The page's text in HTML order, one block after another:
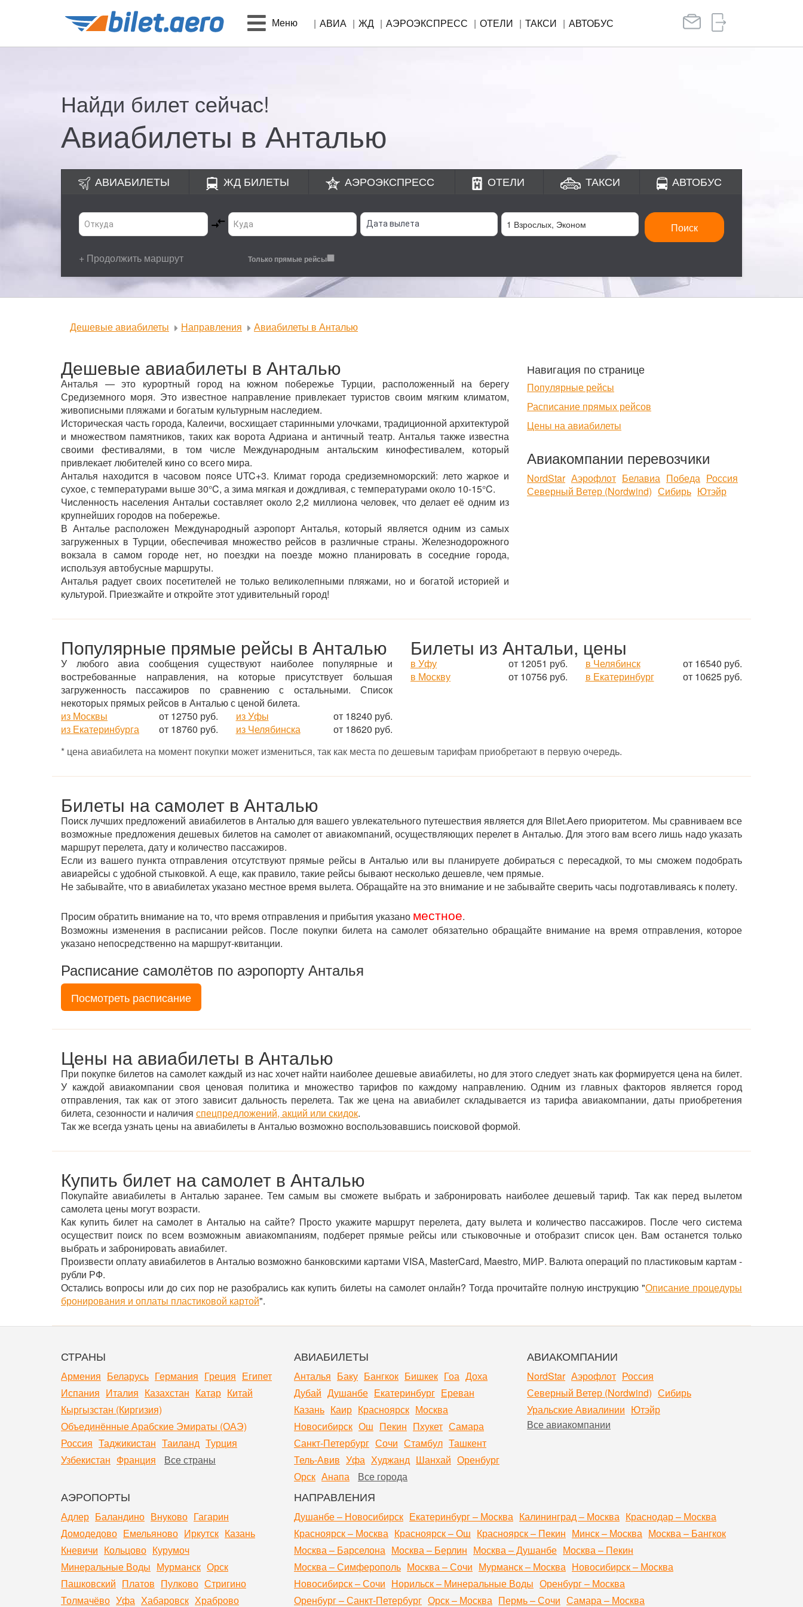
Меню АВИА ЖД АЭРОЭКСПРЕСС ОТЕЛИ ТАКСИ АВТОБУС
Найди билет сейчас!
Авиабилеты в Анталью
АВИАБИЛЕТЫ ЖД БИЛЕТЫ АЭРОЭКСПРЕСС ОТЕЛИ ТАКСИ АВТОБУС
Поиск
+ Продолжить маршрут Только прямые рейсы
Дешевые авиабилеты Направления Авиабилеты в Анталью
Дешевые авиабилеты в Анталью
Анталья — это курортный город на южном побережье Турции, расположенный на берегу
Средиземного моря. Это известное направление привлекает туристов своим мягким климатом,
живописными пляжами и богатым культурным наследием.
Историческая часть города, Калеичи, восхищает старинными улочками, традиционной архитектурой
и множеством памятников, таких как ворота Адриана и античный театр. Анталья также известна
своими фестивалями, в том числе Международным антальским кинофестивалем, который
привлекает любителей кино со всего мира.
Анталья находится в часовом поясе UTC+3. Климат города средиземноморский: лето жаркое и
сухое, с температурами выше 30°C, а зима мягкая и дождливая, с температурами около 10-15°C.
Численность населения Антальи составляет около 2,2 миллиона человек, что делает её одним из
крупнейших городов на побережье.
В Анталье расположен Международный аэропорт Анталья, который является одним из самых
загруженных в Турции, обеспечивая множество рейсов в различные страны. Железнодорожного
вокзала в самом городе нет, но поездки на поезде можно планировать в соседние города,
используя автобусные маршруты.
Анталья радует своих посетителей не только великолепными пляжами, но и богатой историей и
культурой. Приезжайте и откройте этот удивительный город!
Навигация по странице
Популярные рейсы
Расписание прямых рейсов
Цены на авиабилеты
Авиакомпании перевозчики
NordStar Аэрофлот Белавиа Победа Россия
Северный Ветер (Nordwind) Сибирь Ютэйр
Популярные прямые рейсы в Анталью
У любого авиа сообщения существуют наиболее популярные и
востребованные направления, на которые присутствует большая
загруженность пассажиров по сравнению с остальными. Список
некоторых прямых рейсов в Анталью с ценой билета.
из Москвы
от 12750 руб. из Уфы
от 18240 руб.
из Екатеринбурга
от 18760 руб. из Челябинска от 18620 руб.
Билеты из Антальи, цены
в Уфу от 12051 руб. в Челябинск
от 16540 руб.
в Москву
от 10756 руб. в Екатеринбург от 10625 руб.
* цена авиабилета на момент покупки может измениться, так как места по дешевым тарифам приобретают в первую очередь.
Билеты на самолет в Анталью
Поиск лучших предложений авиабилетов в Анталью для вашего увлекательного путешествия является для Bilet.Aero приоритетом. Мы сравниваем все
возможные предложения дешевых билетов на самолет от авиакомпаний, осуществляющих перелет в Анталью. Для этого вам всего лишь надо указать
маршрут перелета, дату и количество пассажиров.
Если из вашего пункта отправления отсутствуют прямые рейсы в Анталью или вы планируете добираться с пересадкой, то мы сможем подобрать
авиарейсы с удобной стыковкой. А еще, как правило, такие рейсы бывают несколько дешевле, чем прямые.
Не забывайте, что в авиабилетах указано местное время вылета. Обращайте на это внимание и не забывайте сверить часы подготавливаясь к полету.
Просим обратить внимание на то, что время отправления и прибытия указано местное.
Возможны изменения в расписании рейсов. После покупки билета на самолет обязательно обращайте внимание на время отправления, которое
указано непосредственно на маршрут-квитанции.
Расписание самолётов по аэропорту Анталья
Посмотреть расписание
Цены на авиабилеты в Анталью
При покупке билетов на самолет каждый из нас хочет найти наиболее дешевые авиабилеты, но для этого следует знать как формируется цена на билет.
У каждой авиакомпании своя ценовая политика и множество тарифов по каждому направлению. Одним из главных факторов является город
отправления, так как от этого зависит дальность перелета. Так же цена на авиабилет складывается из тарифа авиакомпании, даты приобретения
билета, сезонности и наличия спецпредложений, акций или скидок.
Так же всегда узнать цены на авиабилеты в Анталью возможно воспользовавшись поисковой формой.
Купить билет на самолет в Анталью
Покупайте авиабилеты в Анталью заранее. Тем самым вы сможете выбрать и забронировать наиболее дешевый тариф. Так как перед вылетом
самолета цены могут возрасти.
Как купить билет на самолет в Анталью на сайте? Просто укажите маршрут перелета, дату вылета и количество пассажиров. После чего система
осуществит поиск по всем возможным авиакомпаниям, подберет прямые рейсы или стыковочные и отобразит список цен. Вам останется только
выбрать и забронировать авиабилет.
Произвести оплату авиабилетов в Анталью возможно банковскими картами VISA, MasterCard, Maestro, МИР. Валюта операций по пластиковым картам -
рубли РФ.
Остались вопросы или до сих пор не разобрались как купить билеты на самолет онлайн? Тогда прочитайте полную инструкцию "Описание процедуры
бронирования и оплаты пластиковой картой".
СТРАНЫ
Армения Беларусь Германия Греция Египет
Испания Италия Казахстан Катар Китай
Кыргызстан (Киргизия)
Объединённые Арабские Эмираты (ОАЭ)
Россия Таджикистан Таиланд Турция
Узбекистан Франция Все страны
АВИАБИЛЕТЫ
Анталья Баку Бангкок Бишкек Гоа Доха
Дубай Душанбе Екатеринбург Ереван
Казань Каир Красноярск Москва
Новосибирск Ош Пекин Пхукет Самара
Санкт-Петербург Сочи Стамбул Ташкент
Тель-Авив Уфа Худжанд Шанхай Оренбург
Орск Анапа Все города
АВИАКОМПАНИИ
NordStar Аэрофлот Россия
Северный Ветер (Nordwind) Сибирь
Уральские Авиалинии Ютэйр
Все авиакомпании
АЭРОПОРТЫ
Адлер Баландино Внуково Гагарин
Домодедово Емельяново Иркутск Казань
Кневичи Кольцово Курумоч
Минеральные Воды Мурманск Орск
Пашковский Платов Пулково Стригино
Толмачёво Уфа Хабаровск Храброво
НАПРАВЛЕНИЯ
Душанбе – Новосибирск Екатеринбург – Москва Калининград – Москва Краснодар – Москва
Красноярск – Москва Красноярск – Ош Красноярск – Пекин Минск – Москва Москва – Бангкок
Москва – Барселона Москва – Берлин Москва – Душанбе Москва – Пекин
Москва – Симферополь Москва – Сочи Мурманск – Москва Новосибирск – Москва
Новосибирск – Сочи Норильск – Минеральные Воды Оренбург – Москва
Оренбург – Санкт-Петербург Орск – Москва Пермь – Сочи Самара – Москва